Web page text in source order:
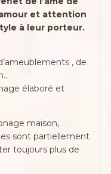
et attention
à leur porteur.
, de
élaboré et
maison,
sont partiellement
toujours plus de